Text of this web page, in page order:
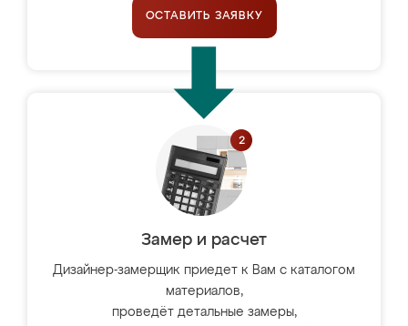
ОСТАВИТЬ ЗАЯВКУ
Замер и расчет
Дизайнер-замерщик приедет к Вам с каталогом
материалов,
проведёт детальные замеры,